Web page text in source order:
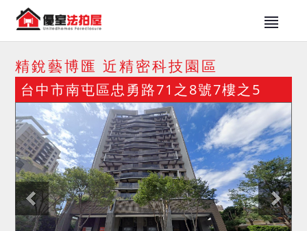
精銳藝博匯 近精密科技園區
台中市南屯區忠勇路71之8號7樓之5